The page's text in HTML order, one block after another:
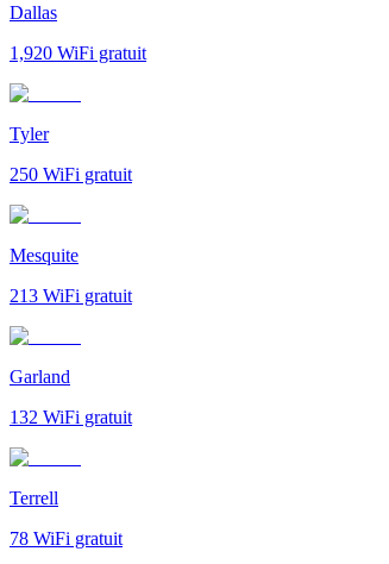
Dallas
1,920 WiFi gratuit
Tyler
250 WiFi gratuit
Mesquite
213 WiFi gratuit
Garland
132 WiFi gratuit
Terrell
78 WiFi gratuit